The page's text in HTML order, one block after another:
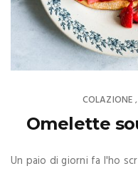
COLAZIONE ,
Omelette
Un paio di giorni fa l'ho